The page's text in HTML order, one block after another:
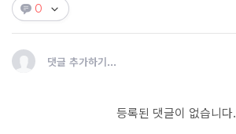
0
댓글 추가하기...
등록된 댓글이 없습니다.